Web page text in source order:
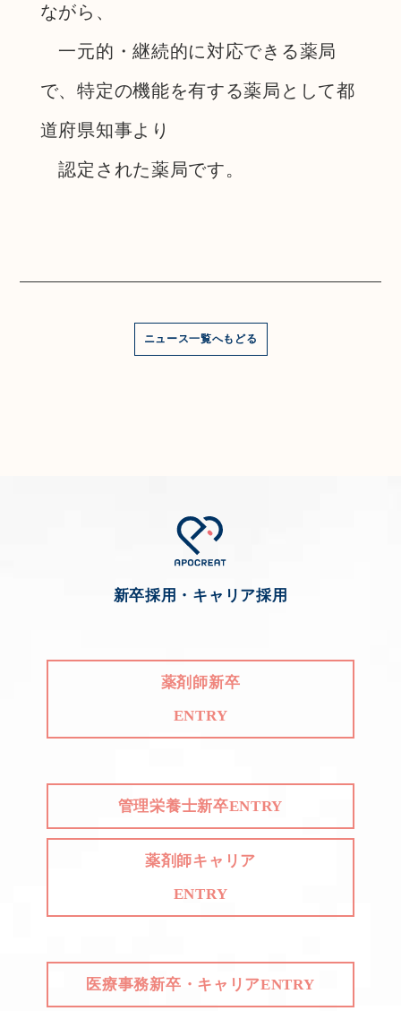
ながら、
一元的・継続的に対応できる薬局
で、特定の機能を有する薬局として都
道府県知事より
認定された薬局です。
ニュース一覧へもどる
新卒採用・キャリア採用
薬剤師新卒
ENTRY
管理栄養士新卒ENTRY
薬剤師キャリア
ENTRY
医療事務新卒・キャリアENTRY